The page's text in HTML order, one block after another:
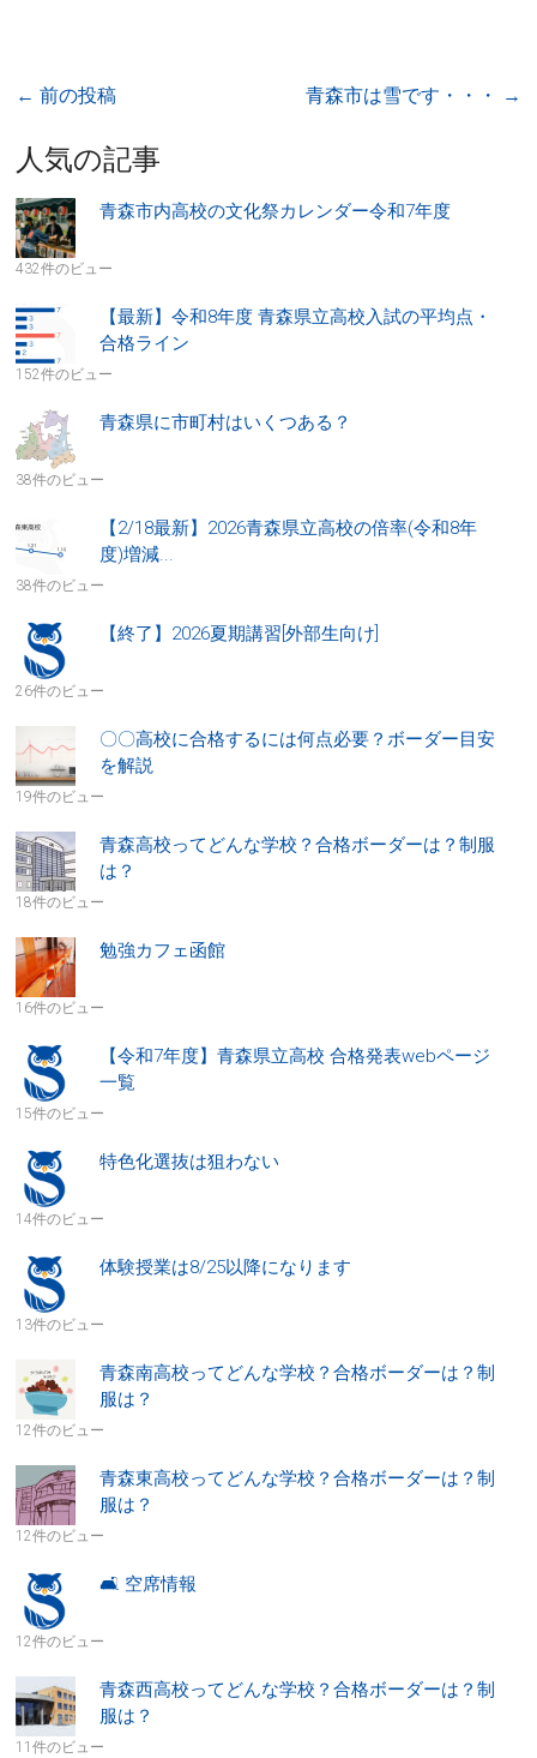
← 前の投稿 青森市は雪です・・・ →
人気の記事
青森市内高校の文化祭カレンダー令和7年度
432件のビュー
【最新】令和8年度 青森県立高校入試の平均点・
合格ライン
152件のビュー
青森県に市町村はいくつある？
38件のビュー
【2/18最新】2026青森県立高校の倍率(令和8年
度)増減...
38件のビュー
【終了】2026夏期講習[外部生向け]
26件のビュー
〇〇高校に合格するには何点必要？ボーダー目安
を解説
19件のビュー
青森高校ってどんな学校？合格ボーダーは？制服
は？
18件のビュー
勉強カフェ函館
16件のビュー
【令和7年度】青森県立高校 合格発表webページ
一覧
15件のビュー
特色化選抜は狙わない
14件のビュー
体験授業は8/25以降になります
13件のビュー
青森南高校ってどんな学校？合格ボーダーは？制
服は？
12件のビュー
青森東高校ってどんな学校？合格ボーダーは？制
服は？
12件のビュー
🛋 空席情報
12件のビュー
青森西高校ってどんな学校？合格ボーダーは？制
服は？
11件のビュー